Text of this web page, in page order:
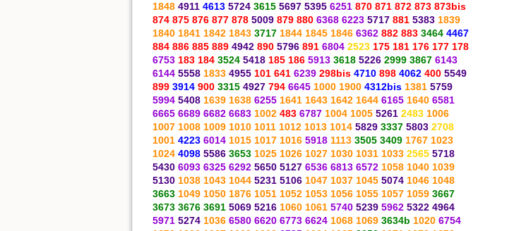
1848 4911 4613 5724 3615 5697 5395 6251 870 871 872 873 873bis
874 875 876 877 878 5009 879 880 6368 6223 5717 881 5383 1839
1840 1841 1842 1843 3717 1844 1845 1846 6362 882 883 3464 4467
884 886 885 889 4942 890 5796 891 6804 2523 175 181 176 177 178
6753 183 184 3524 5418 185 186 5913 3618 5226 2999 3867 6143
6144 5558 1833 4955 101 641 6239 298bis 4710 898 4062 400 5549
899 3914 900 3315 4927 794 6645 1000 1900 4312bis 1381 5759
5994 5408 1639 1638 6255 1641 1643 1642 1644 6165 1640 6581
6665 6689 6682 6683 1002 483 6787 1004 1005 5261 2483 1006
1007 1008 1009 1010 1011 1012 1013 1014 5829 3337 5803 2708
1001 4223 6014 1015 1017 1016 5918 1113 3505 3409 1767 1023
1024 4098 5586 3653 1025 1026 1027 1030 1031 1033 2565 5718
5430 6093 6325 6292 5650 5127 6536 6813 6572 1058 1040 1039
5130 1038 1043 1044 5231 5106 1047 1037 1045 5074 1046 1048
3663 1049 1050 1876 1051 1052 1053 1056 1055 1057 1059 3667
3673 3676 3691 5069 5216 1060 1061 5740 5239 5962 5322 4964
5971 5274 1036 6580 6620 6773 6624 1068 1069 3634b 1020 6754